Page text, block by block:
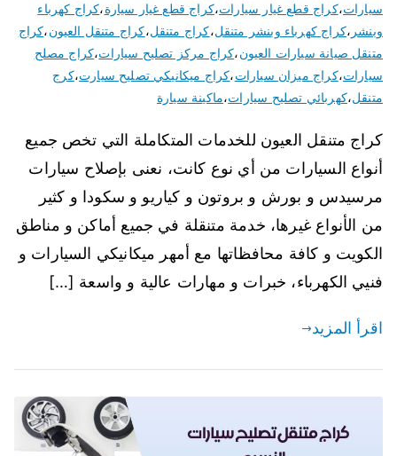
سيارات،كراج قطع غيار سيارات،كراج قطع غيار سيارة،كراج كهرباء
وبنشر ،كراج كهرباء وبنشر متنقل،كراج متنقل،كراج متنقل العيون،كراج
متنقل صيانة سيارات العيون،كراج مركز تصليح سيارات،كراج مصلح
سيارات،كراج ميزان سيارات،كراج ميكانيكي تصليح سيارت،كرج
متنقل،كهربائي تصليح سيارات،ماكينة سيارة
كراج متنقل العيون للخدمات المتكاملة التي تخص جميع
أنواع السيارات من أي نوع كانت، نعنى بإصلاح سيارات
مرسيدس و بورش و بروتون و كياريو و سكودا و كثير
من الأنواع غيرها، خدمة متنقلة في جميع أماكن و مناطق
الكويت و كافة محافظاتها مع أمهر ميكانيكي السيارات و
فنيي الكهرباء، خبرات و مهارات عالية و واسعة […]
اقرأ المزيد